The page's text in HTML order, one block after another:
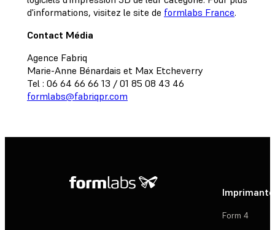
d'informations, visitez le site de formlabs France.
Contact Média
Agence Fabriq
Marie-Anne Bénardais et Max Etcheverry
Tel : 06 64 66 66 13 / 01 85 08 43 46
formlabs@fabriqpr.com
Form 4